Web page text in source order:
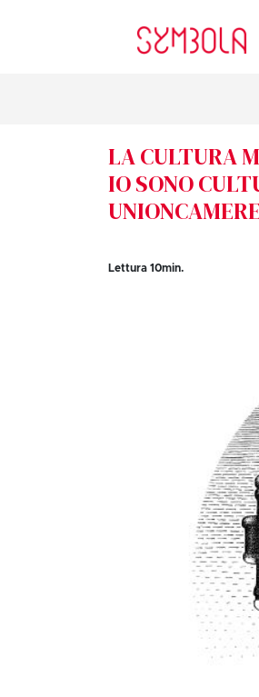
LA CULTURA
IO SONO
UNIONCAMERE
Lettura10min.